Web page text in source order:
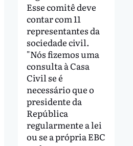
Esse comitê deve
contar com 11
representantes da
sociedade civil.
"Nós fizemos uma
consulta à Casa
Civil se é
necessário que o
presidente da
República
regularmente a lei
ou se a própria EBC